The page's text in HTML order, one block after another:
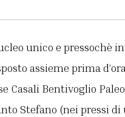
unico e pressochè
assieme prima
Casali Bentivoglio
Stefano (nei pressi